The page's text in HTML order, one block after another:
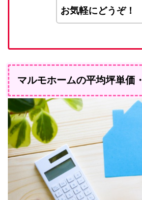
お気軽にどうぞ！
マルモホームの平均坪単価